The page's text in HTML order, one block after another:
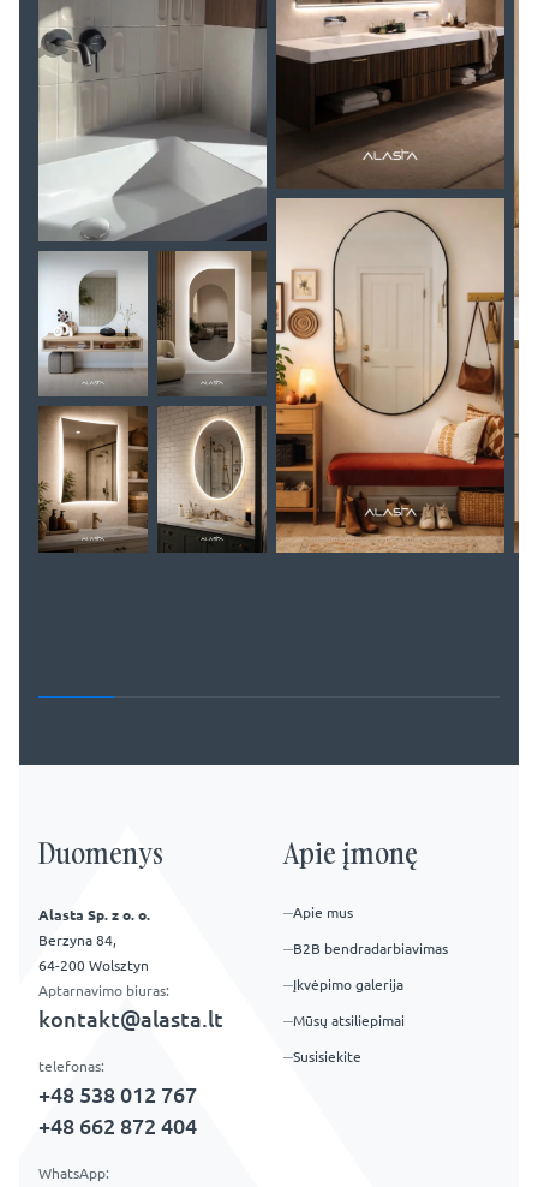
Apie įmonę
Apie mus
B2B bendradarbiavimas
Įkvėpimo galerija
Mūsų atsiliepimai
Susisiekite
Duomenys
Alasta Sp. z o. o.
Berzyna 84,
64-200 Wolsztyn
Aptarnavimo biuras:
kontakt@alasta.lt
telefonas:
+48 538 012 767
+48 662 872 404
WhatsApp: